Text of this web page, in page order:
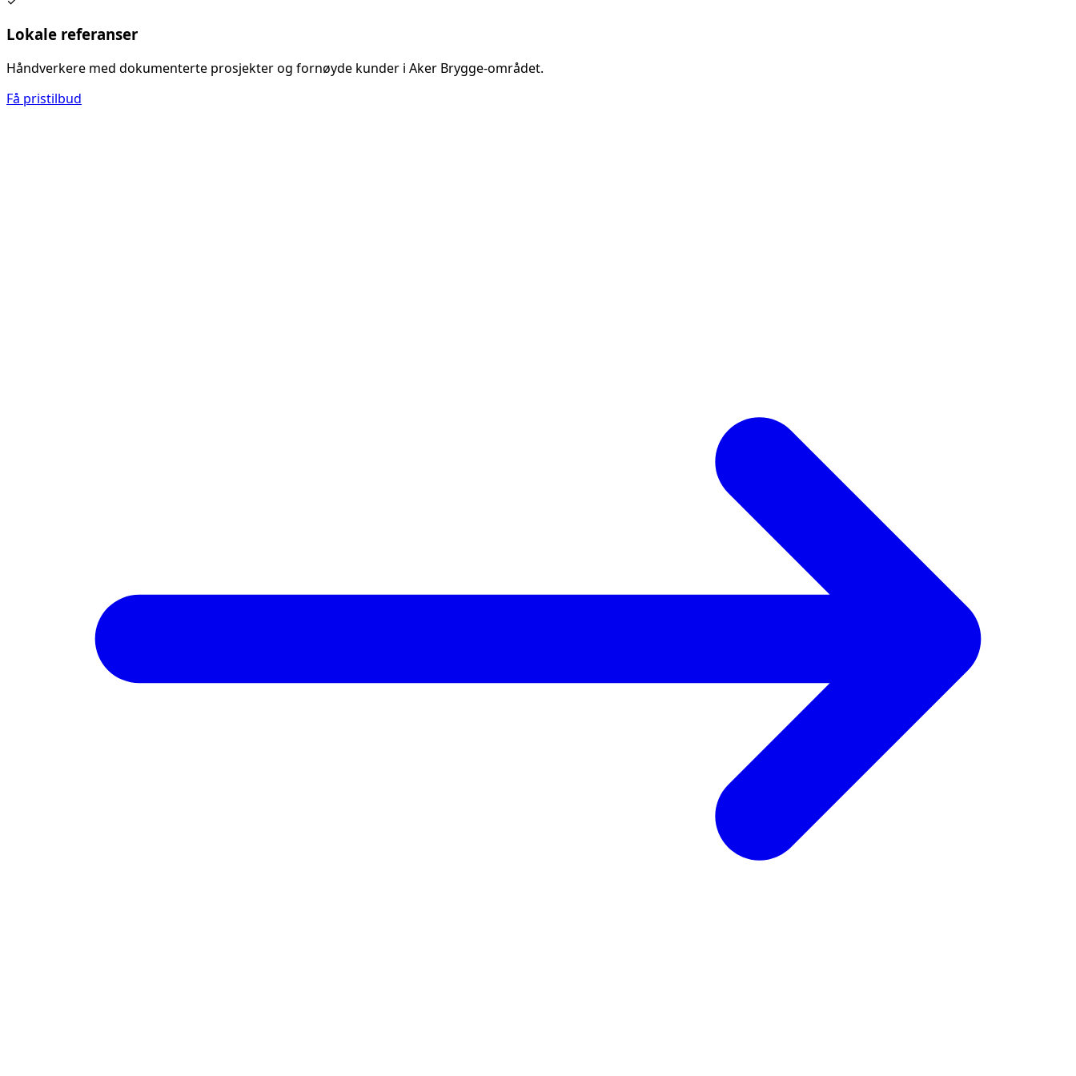
Lokale referanser
Håndverkere med dokumenterte prosjekter og fornøyde kunder i Aker Brygge-området.
Få pristilbud